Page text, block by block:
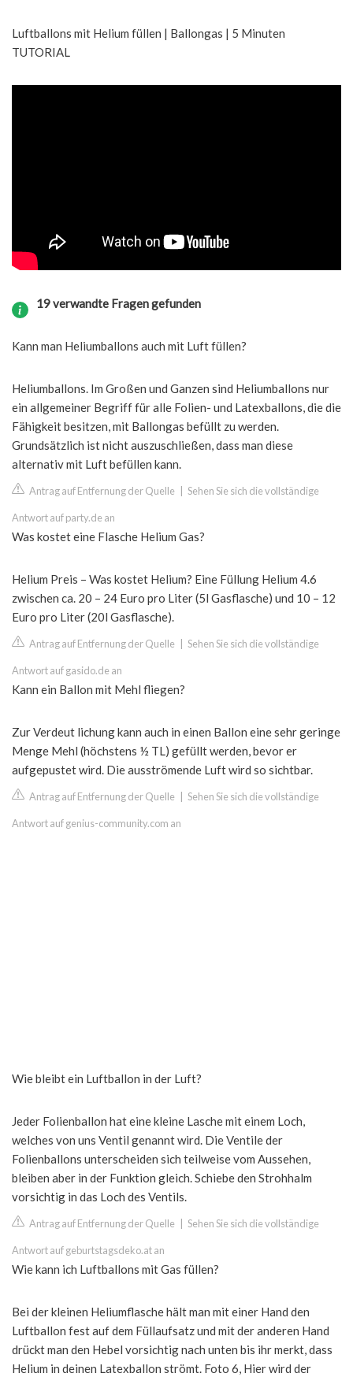
Luftballons mit Helium füllen | Ballongas | 5 Minuten
TUTORIAL
19 verwandte Fragen gefunden
Kann man Heliumballons auch mit Luft füllen?
Heliumballons. Im Großen und Ganzen sind Heliumballons nur
ein allgemeiner Begriff für alle Folien- und Latexballons, die die
Fähigkeit besitzen, mit Ballongas befüllt zu werden.
Grundsätzlich ist nicht auszuschließen, dass man diese
alternativ mit Luft befüllen kann.
Antrag auf Entfernung der Quelle Sehen Sie sich die vollständige
Antwort auf party.de an
Was kostet eine Flasche Helium Gas?
Helium Preis – Was kostet Helium? Eine Füllung Helium 4.6
zwischen ca. 20 – 24 Euro pro Liter (5l Gasflasche) und 10 – 12
Euro pro Liter (20l Gasflasche).
Antrag auf Entfernung der Quelle Sehen Sie sich die vollständige
Antwort auf gasido.de an
Kann ein Ballon mit Mehl fliegen?
Zur Verdeut lichung kann auch in einen Ballon eine sehr geringe
Menge Mehl (höchstens ½ TL) gefüllt werden, bevor er
aufgepustet wird. Die ausströmende Luft wird so sichtbar.
Antrag auf Entfernung der Quelle Sehen Sie sich die vollständige
Antwort auf genius-community.com an
Wie bleibt ein Luftballon in der Luft?
Jeder Folienballon hat eine kleine Lasche mit einem Loch,
welches von uns Ventil genannt wird. Die Ventile der
Folienballons unterscheiden sich teilweise vom Aussehen,
bleiben aber in der Funktion gleich. Schiebe den Strohhalm
vorsichtig in das Loch des Ventils.
Antrag auf Entfernung der Quelle Sehen Sie sich die vollständige
Antwort auf geburtstagsdeko.at an
Wie kann ich Luftballons mit Gas füllen?
Bei der kleinen Heliumflasche hält man mit einer Hand den
Luftballon fest auf dem Füllaufsatz und mit der anderen Hand
drückt man den Hebel vorsichtig nach unten bis ihr merkt, dass
Helium in deinen Latexballon strömt. Foto 6, Hier wird der